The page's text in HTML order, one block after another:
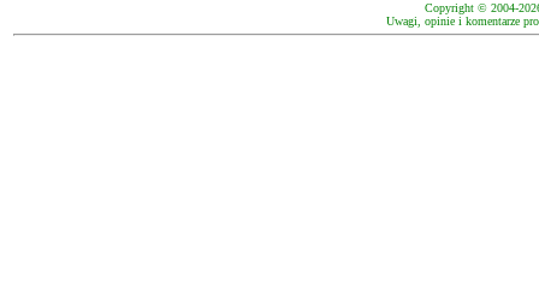
Copyright © 2004-
Uwagi, opinie i komentarze